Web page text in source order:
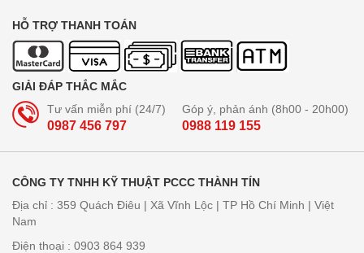
HỖ TRỢ THANH TOÁN
GIẢI ĐÁP THẮC MẮC
Tư vấn miễn phí (24/7)
0987 456 797
Góp ý, phản ánh (8h00 - 20h00)
0988 119 155
CÔNG TY TNHH KỸ THUẬT PCCC THÀNH TÍN
Địa chỉ : 359 Quách Điêu | Xã Vĩnh Lộc | TP Hồ Chí Minh | Việt
Nam
Điện thoại : 0903 864 939